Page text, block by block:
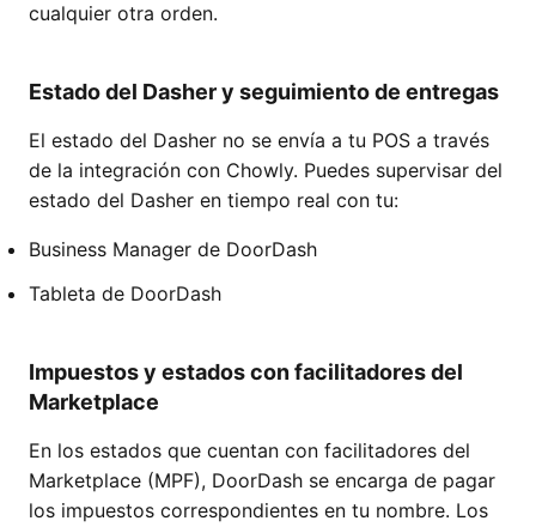
cualquier otra orden.
Estado del Dasher y seguimiento de entregas
El estado del Dasher no se envía a tu POS a través
de la integración con Chowly. Puedes supervisar del
estado del Dasher en tiempo real con tu:
Business Manager de DoorDash
Tableta de DoorDash
Impuestos y estados con facilitadores del
Marketplace
En los estados que cuentan con facilitadores del
Marketplace (MPF), DoorDash se encarga de pagar
los impuestos correspondientes en tu nombre. Los